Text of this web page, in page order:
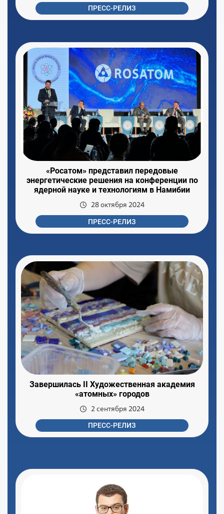
ПРЕСС-РЕЛИЗ
«Росатом» представил передовые
энергетические решения на конференции по
ядерной науке и технологиям в Намибии
28 октября 2024
ПРЕСС-РЕЛИЗ
Завершилась II Художественная академия
«атомных» городов
2 сентября 2024
ПРЕСС-РЕЛИЗ